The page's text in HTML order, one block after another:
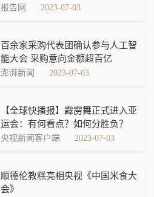
报告网 2023-07-03
百余家采购代表团确认参与人工智
能大会 采购意向金额超百亿
澎湃新闻 2023-07-03
【全球快播报】霹雳舞正式进入亚
运会：有何看点？如何分胜负？
央视新闻客户端 2023-07-03
顺德伦教糕亮相央视《中国米食大
会》